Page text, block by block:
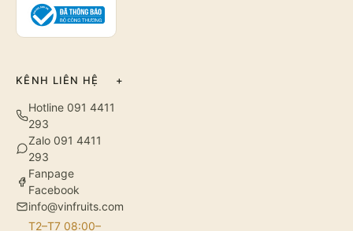
KÊNH LIÊN HỆ +
Hotline 091 4411
293
Zalo 091 4411
293
Fanpage
Facebook
info@vinfruits.com
T2–T7 08:00–